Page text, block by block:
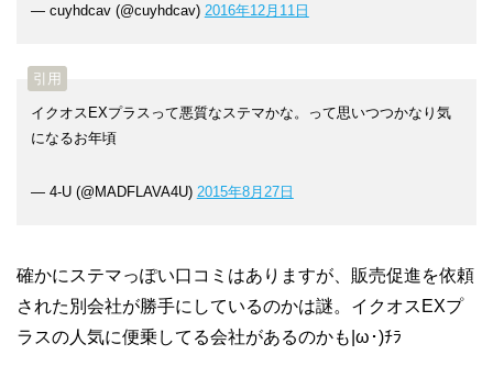
— cuyhdcav (@cuyhdcav) 2016年12月11日
イクオスEXプラスって悪質なステマかな。って思いつつかなり気
になるお年頃
— 4-U (@MADFLAVA4U) 2015年8月27日
確かにステマっぽい口コミはありますが、販売促進を依頼
された別会社が勝手にしているのかは謎。イクオスEXプ
ラスの人気に便乗してる会社があるのかも|ω･)ﾁﾗ